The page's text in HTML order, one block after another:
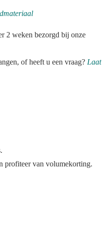
2 weken bezorgd bij onze
of heeft u een vraag? Laat
profiteer van volumekorting.